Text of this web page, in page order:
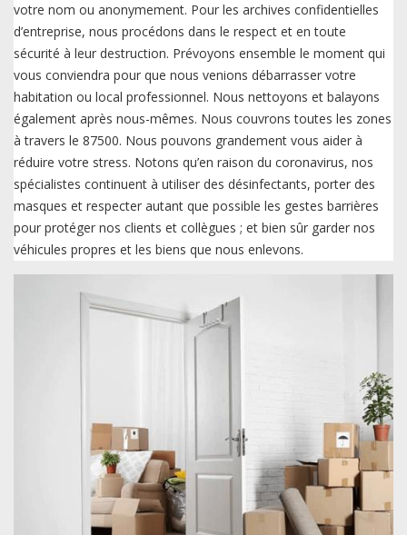
votre nom ou anonymement. Pour les archives confidentielles
d’entreprise, nous procédons dans le respect et en toute
sécurité à leur destruction. Prévoyons ensemble le moment qui
vous conviendra pour que nous venions débarrasser votre
habitation ou local professionnel. Nous nettoyons et balayons
également après nous-mêmes. Nous couvrons toutes les zones
à travers le 87500. Nous pouvons grandement vous aider à
réduire votre stress. Notons qu’en raison du coronavirus, nos
spécialistes continuent à utiliser des désinfectants, porter des
masques et respecter autant que possible les gestes barrières
pour protéger nos clients et collègues ; et bien sûr garder nos
véhicules propres et les biens que nous enlevons.